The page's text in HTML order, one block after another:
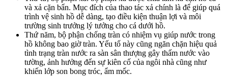
và xả cặn bẩn. Mục đích của thao tác xả chính là để giúp quá
trình vệ sinh hồ dễ dàng, tạo điều kiện thuận lợi và môi
trường sinh trưởng lý tưởng cho cá dưới hồ.
Thứ năm, bộ phận chống tràn có nhiệm vụ giúp nước trong
hồ không bao giờ tràn. Yếu tố này cũng ngăn chặn hiệu quả
tình trạng tràn nước ra sàn sân thượng gây thấm nước vào
tường, ảnh hưởng đến sự kiên cố của ngôi nhà cũng như
khiến lớp son bong tróc, ẩm mốc.